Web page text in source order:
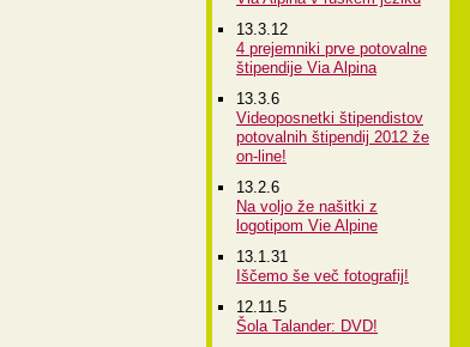
13.3.12
4 prejemniki prve potovalne
štipendije Via Alpina
13.3.6
Videoposnetki štipendistov
potovalnih štipendij 2012 že
on-line!
13.2.6
Na voljo že našitki z
logotipom Vie Alpine
13.1.31
Iščemo še več fotografij!
12.11.5
Šola Talander: DVD!